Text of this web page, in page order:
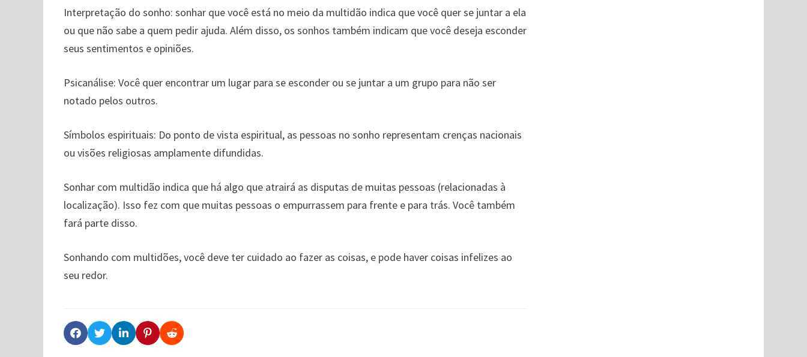
Interpretação do sonho: sonhar que você está no meio da multidão indica que você quer se juntar a ela
ou que não sabe a quem pedir ajuda. Além disso, os sonhos também indicam que você deseja esconder
seus sentimentos e opiniões.
Psicanálise: Você quer encontrar um lugar para se esconder ou se juntar a um grupo para não ser
notado pelos outros.
Símbolos espirituais: Do ponto de vista espiritual, as pessoas no sonho representam crenças nacionais
ou visões religiosas amplamente difundidas.
Sonhar com multidão indica que há algo que atrairá as disputas de muitas pessoas (relacionadas à
localização). Isso fez com que muitas pessoas o empurrassem para frente e para trás. Você também
fará parte disso.
Sonhando com multidões, você deve ter cuidado ao fazer as coisas, e pode haver coisas infelizes ao
seu redor.